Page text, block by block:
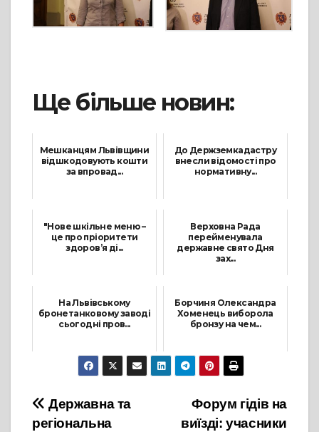
Ще більше новин:
Мешканцям Львівщини
відшкодовують кошти
за впровад...
До Держземкадастру
внесли відомості про
нормативну...
"Нове шкільне меню –
це про пріоритети
здоров’я ді...
Верховна Рада
перейменувала
державне свято Дня
зах...
На Львівському
бронетанковому заводі
сьогодні пров...
27 Лютого, 2022
Борчиня Олександра
Хоменець виборола
бронзу на чем...
6 Жовтня, 2021
Навігація
Форум гідів на
виїзді: учасники
Державна та
регіональна